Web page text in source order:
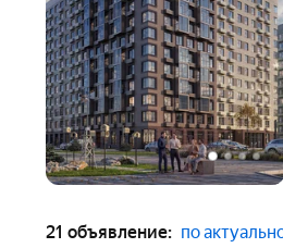
21 объявление: по